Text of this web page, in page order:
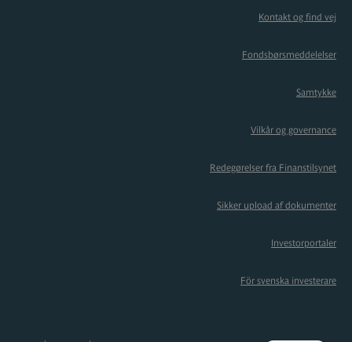
Kontakt og find vej
Fondsbørsmeddelelser
Samtykke
Vilkår og governance
Redegørelser fra Finanstilsynet
Sikker upload af dokumenter
Investorportaler
För svenska investerare